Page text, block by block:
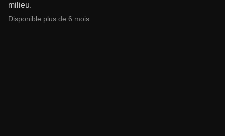
milieu.
Disponible plus de 6 mois